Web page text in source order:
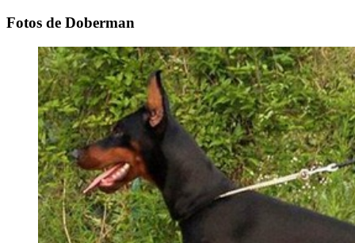
Fotos de Doberman